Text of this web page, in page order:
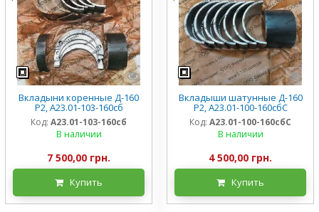
Вкладыни коренные Д-160
Р2, А23.01-103-160сб
Код: А23.01-103-160сб
В наличии
7 500,00 грн.
Купить
Вкладыши шатунные Д-160
Р2, А23.01-100-160сбС
Код: А23.01-100-160сбС
В наличии
4 500,00 грн.
Купить